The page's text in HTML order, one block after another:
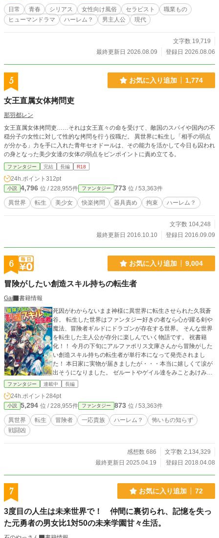
末とは。 主人公・迅を中心に個性豊かな登場人物たちが成長する姿と、女性
向け風俗店経営のリアルを描くストーリー。 (原案:志陽) 【全十七話・約二十万
字のお話です】 ※他サイト様にも掲載しております※
日常 青春 シリアス 女性向け風俗 セラピスト
職業もの
ヒューマンドラマ
ハーレム？ 男主人公 現代
文字数 19,719
最終更新日 2026.08.09
登録日 2026.08.06
5 お気に入り追加 1,774
女王直属女体拷問吏
那羽都レン
女王直属女体拷問吏……それは女王直々の命を受けて、敵国のスパイや国内の不
穏分子の女性に対して性的な拷問を行う役職だ。 異世界に転生し「相手の弱点
が分かる」力を手に入れた青年セオドールは、その能力を活かして今日も囚われ
の身となった美少女達の女体の弱点をピンポイントに責め立てる。
ファンタジー 完結 長編 R18
24h.ポイント 312pt
小説 4,796 位 / 228,955件 ファンタジー 773 位 / 53,363件
異世界 転生 美少女 快楽拷問 器具責め 拘束 ハーレム？
文字数 104,248
最終更新日 2016.10.10
登録日 2016.09.09
6 お気に入り追加 9,004
冒険がしたい創造スキル持ちの転生者
Gai
書籍情報
死因がわからないまま神様に異世界に転生させられた久我蒼
谷。 転生した世界はファンタジー好きの者なら心が躍る剣や
魔法、冒険者ギルドにドラゴンが存在する世界。 そんな世界
を転生した主人公が存分に楽しんでいく物語です。 祝書籍
化！！ 今月の下旬にアルファポリス文庫さんから冒険がした
い創造スキル持ちの転生者が単行本になって発売されまし
た！ 本日家に実物が届きましたが・・・本当に嬉しくて涙が
出そうになりました。 ゼルートやゲイル達をみことあけみ様
が書いてくれました！！ 是非彼らの活躍を読んで頂けると幸
ファンタジー 連載中 長編
24h.ポイント 284pt
小説 5,294 位 / 228,955件 ファンタジー 873 位 / 53,363件
異世界 転生 冒険者 一応貴族 ハーレム？
怖いもの知らず
戦闘凶
感想数 686
文字数 2,134,329
最終更新日 2025.04.19
登録日 2018.04.08
7 お気に入り追加 72
3度目の人生は未来世界で！ 仲間に裏切られ、記憶を失っ
た元勇者の男女比1対50の未来学園甘々生活。